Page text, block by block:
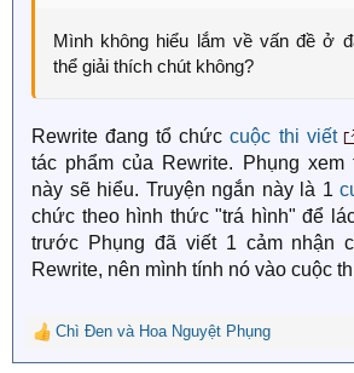
Muốn no đòn hả?
P/s: Rewrite mạn phép thêm phần
@Hoa Nguyệt Phụngvào bài dự thi
không thích tham gia để nhận
bình luận ở dưới để Rewrite xóa bài
Mình không hiểu lắm về vấn đề ở
thể giải thích chút không?
Rewrite đang tổ chứccuộc thi viết
tác phẩm của Rewrite. Phụng xem
này sẽ hiểu. Truyện ngắn này là 1
chức theo hình thức "trá hình" để
trước Phụng đã viết 1 cảm nhận
Rewrite, nên mình tính nó vào cuộc
R
e
Chì Đen và Hoa Nguyệt Phụng